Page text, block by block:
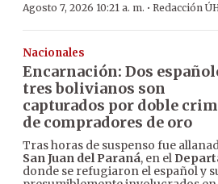
Agosto 7, 2026 10:21 a. m. · Redacción
Nacionales
Encarnación: Dos
tres bolivianos son
capturados por doble
de compradores de oro
Tras horas de suspenso fue
San Juan del Paraná, en el
donde se refugiaron el español y